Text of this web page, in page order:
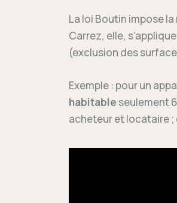
La loi Boutin impose
Carrez, elle,
(exclusion des
Exemple : pour un
habitable seulement
acheteur et locataire